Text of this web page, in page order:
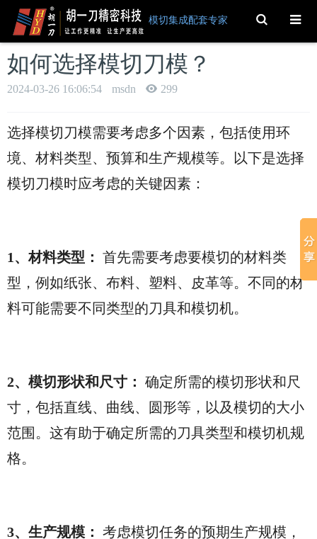
模切集成配套专家 Toggle
Search
如何选择模切刀模？
2024-03-26 16:06:54 msdn 299
选择模切刀模需要考虑多个因素，包括使用环
境、材料类型、预算和生产规模等。以下是选择
模切刀模时应考虑的关键因素：
1、材料类型： 首先需要考虑要模切的材料类
型，例如纸张、布料、塑料、皮革等。不同的材
料可能需要不同类型的刀具和模切机。
2、模切形状和尺寸： 确定所需的模切形状和尺
寸，包括直线、曲线、圆形等，以及模切的大小
范围。这有助于确定所需的刀具类型和模切机规
格。
3、生产规模： 考虑模切任务的预期生产规模，